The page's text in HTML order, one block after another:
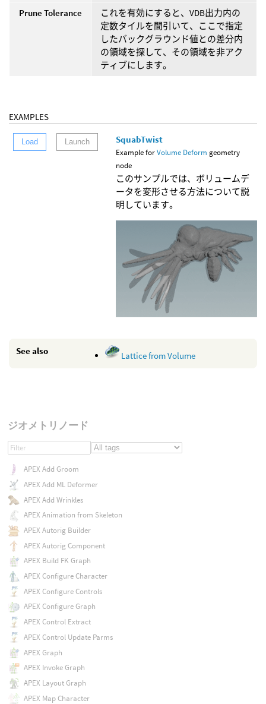
Prune Tolerance
これを有効にすると、VDB出力内の
定数タイルを間引いて、ここで指定
したバックグラウンド値との差分内
の領域を探して、その領域を非アク
ティブにします。
EXAMPLES
Load Launch SquabTwist
Example forVolume Deform geometry
node
このサンプルでは、ボリュームデ
ータを変形させる方法について説
明しています。
See also Lattice from Volume
ジオメトリノード
APEX Add Groom
APEX Add ML Deformer
APEX Add Wrinkles
APEX Animation from Skeleton
APEX Autorig Builder
APEX Autorig Component
APEX Build FK Graph
APEX Configure Character
APEX Configure Controls
APEX Configure Graph
APEX Control Extract
APEX Control Update Parms
APEX Graph
APEX Invoke Graph
APEX Layout Graph
APEX Map Character